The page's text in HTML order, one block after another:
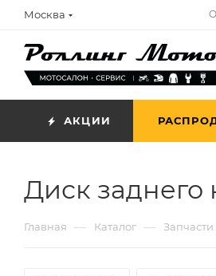
Москва
АКЦИИ
Диск заднего
Главная — Каталог — Запчасти